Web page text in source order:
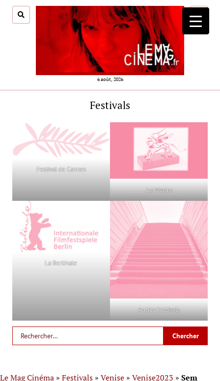
6 août, 2026
menu
Festivals
Festival de Cannes
La Mostra
La Berlinale
Autres Festivals
Le Mag Cinéma » Festivals » Venise » Venise2023 » Sem